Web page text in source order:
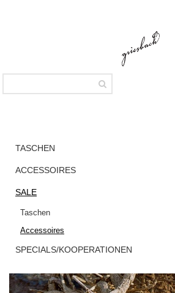
Griesbach –
Double aus
gelbem
strukturiertem
GRIESBACH –
TASCHEN
ACCESSOIRES
SALE
Taschen
Accessoires
SPECIALS/KOOPERATIONEN